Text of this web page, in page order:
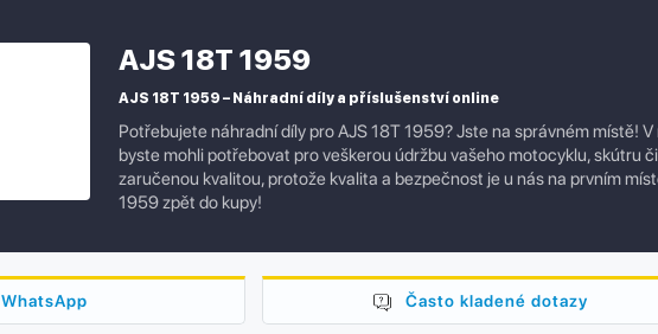
AJS 18T 1959
AJS 18T 1959 – Náhradní díly a příslušenství online
Potřebujete náhradní díly pro AJS 18T 1959? Jste na správném místě!
byste mohli potřebovat pro veškerou údržbu vašeho motocyklu, skútru
zaručenou kvalitou, protože kvalita a bezpečnost je u nás na prvním
1959 zpět do kupy!
WhatsApp Často kladené dotazy